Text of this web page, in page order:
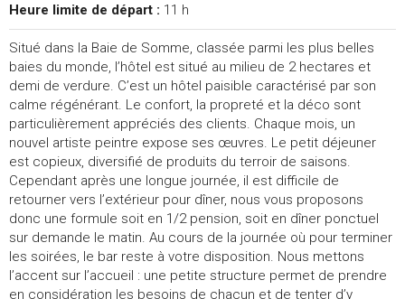
Heure limite de départ : 11 h
Situé dans la Baie de Somme, classée parmi les plus belles
baies du monde, l’hôtel est situé au milieu de 2 hectares et
demi de verdure. C’est un hôtel paisible caractérisé par son
calme régénérant. Le confort, la propreté et la déco sont
particulièrement appréciés des clients. Chaque mois, un
nouvel artiste peintre expose ses œuvres. Le petit déjeuner
est copieux, diversifié de produits du terroir de saisons.
Cependant après une longue journée, il est difficile de
retourner vers l’extérieur pour dîner, nous vous proposons
donc une formule soit en 1/2 pension, soit en dîner ponctuel
sur demande le matin. Au cours de la journée où pour terminer
les soirées, le bar reste à votre disposition. Nous mettons
l’accent sur l’accueil : une petite structure permet de prendre
en considération les besoins de chacun et de tenter d’y